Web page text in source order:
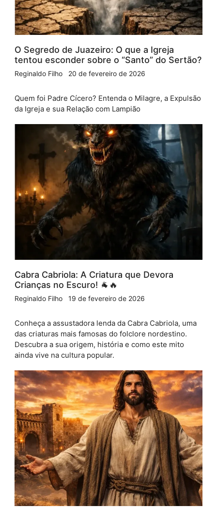
O Segredo de Juazeiro: O que a Igreja
tentou esconder sobre o “Santo” do Sertão?
Reginaldo Filho 20 de fevereiro de 2026
Quem foi Padre Cícero? Entenda o Milagre, a Expulsão
da Igreja e sua Relação com Lampião
Cabra Cabriola: A Criatura que Devora
Crianças no Escuro! 🐐🔥
Reginaldo Filho 19 de fevereiro de 2026
Conheça a assustadora lenda da Cabra Cabriola, uma
das criaturas mais famosas do folclore nordestino.
Descubra a sua origem, história e como este mito
ainda vive na cultura popular.